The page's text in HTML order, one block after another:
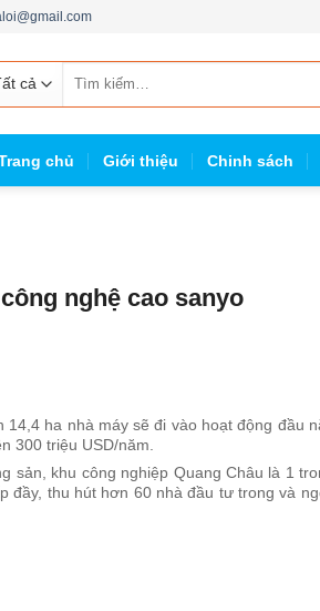
kiếm:
chủ Giới thiệu Chinh sách
nghệ cao sanyo
ha nhà máy sẽ đi vào hoạt động đầu
300 triệu USD/năm.
sản, khu công nghiệp Quang Châu là 1
đầy, thu hút hơn 60 nhà đầu tư trong và